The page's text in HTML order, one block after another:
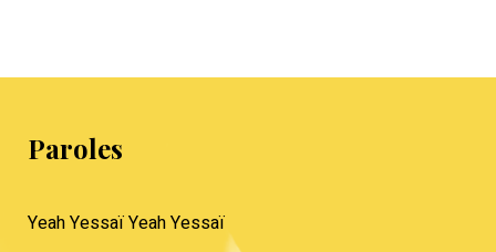
Paroles
Yeah Yessaï Yeah Yessaï